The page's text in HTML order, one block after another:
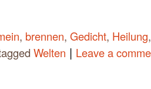
, brennen, Gedicht, Heilung
Welten | Leave a